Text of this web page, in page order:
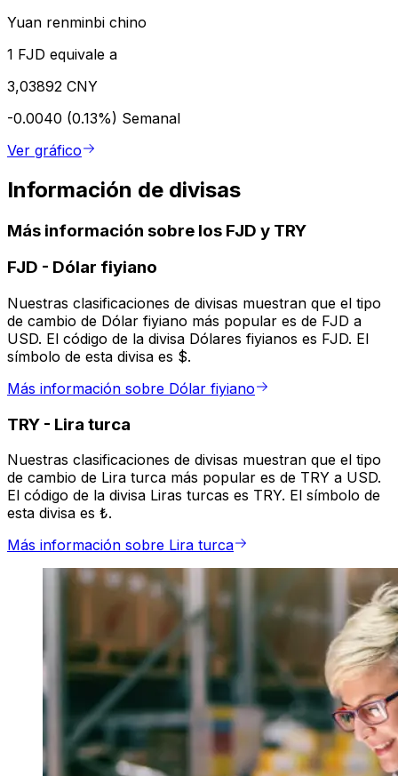
Yuan renminbi chino
1 FJD equivale a
3,03892 CNY
-0.0040 (0.13%) Semanal
Ver gráfico
Información de divisas
Más información sobre los FJD y TRY
FJD - Dólar fiyiano
Nuestras clasificaciones de divisas muestran que el tipo
de cambio de Dólar fiyiano más popular es de FJD a
USD. El código de la divisa Dólares fiyianos es FJD. El
símbolo de esta divisa es $.
Más información sobre Dólar fiyiano
TRY - Lira turca
Nuestras clasificaciones de divisas muestran que el tipo
de cambio de Lira turca más popular es de TRY a USD.
El código de la divisa Liras turcas es TRY. El símbolo de
esta divisa es ₺.
Más información sobre Lira turca